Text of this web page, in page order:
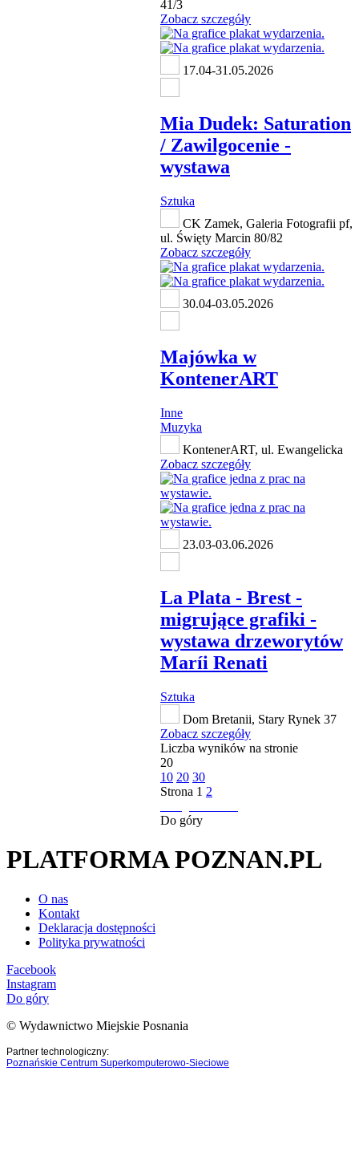
41/3
Zobacz szczegóły
17.04-31.05.2026
Mia Dudek: Saturation
/ Zawilgocenie -
wystawa
Sztuka
CK Zamek, Galeria Fotografii pf,
ul. Święty Marcin 80/82
Zobacz szczegóły
30.04-03.05.2026
Majówka w
KontenerART
Inne
Muzyka
KontenerART, ul. Ewangelicka
Zobacz szczegóły
23.03-03.06.2026
La Plata - Brest -
migrujące grafiki -
wystawa drzeworytów
Maríi Renati
Sztuka
Dom Bretanii, Stary Rynek 37
Zobacz szczegóły
Liczba wyników na stronie
20
10 20 30
Strona 1 2
Do góry
PLATFORMA POZNAN.PL
O nas
Kontakt
Deklaracja dostępności
Polityka prywatności
Facebook
Instagram
Do góry
© Wydawnictwo Miejskie Posnania
Partner technologiczny:
Poznańskie Centrum Superkomputerowo-Sieciowe